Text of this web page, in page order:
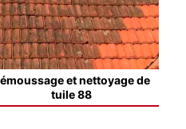
et nettoyage de
tuile 88